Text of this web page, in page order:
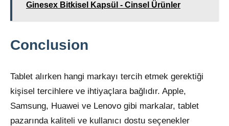
Ginesex Bitkisel Kapsül - Cinsel Ürünler
Conclusion
Tablet alırken hangi markayı tercih etmek gerektiği
kişisel tercihlere ve ihtiyaçlara bağlıdır. Apple,
Samsung, Huawei ve Lenovo gibi markalar, tablet
pazarında kaliteli ve kullanıcı dostu seçenekler